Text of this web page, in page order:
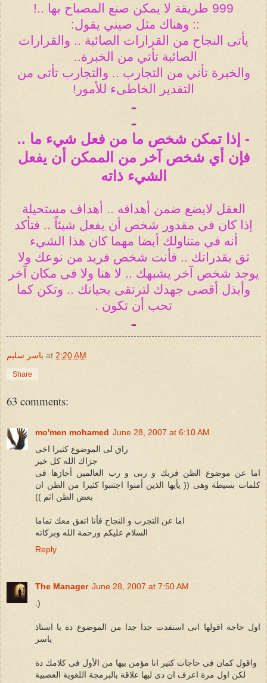
999 طريقة لا يمكن صنع المصباح بها ..!
:: وهناك مثل صيني يقول:
يأتى النجاح من القرارات الصائبة .. والقرارات
الصائبة تأتي من الخبرة..
والخبرة تأتي من التجارب .. والتجارب تأتى من
التقدير الخاطىء للأمور!
ـ
ـ
- إذا تمكن شخص ما من فعل شيء ما ..
فإن أي شخص آخر من الممكن أن يفعل
الشيء ذاته
العقل لايضع ضمن أهدافه .. أهداف مستحيلة
إذا كان في مقدور شخص أن يفعل شيئاً .. فتأكد
أنه في متناولك أيضا مهما كان هذا الشيء
ثق بقدراتك .. فأنت شخص فريد من نوعك ولا
يوجد شخص آخر يشبهك .. لا هنا ولا فى مكان آخر
وأبذل أقصى جهدك لترتقى بحياتك .. وتكن كما
تحب أن تكون .
ـ
ياسر سليم at 2:20 AM
Share
63 comments:
mo'men mohamed June 28, 2007 at 6:10 AM
راق لى الموضوع كثيرا اخى
جزاك الله كل خير
اما عن موضوع الظن فربك و ربى و رب العالمين أجازها فى
كلمات بسيطة وهى (( يأيها الذين أمنوا اجتنبوا كثيرا من الظن ان
بعض الظن اثم ))
اما عن التجرب و النجاح فأنا اتفق معك تماما
السلام عليكم ورحمة الله وبركاته
Reply
The Manager June 28, 2007 at 7:50 AM
:)
اول حاجة اقولها انى استفدت جدا جدا من الموضوع دة يا استاذ
ياسر
واقول كمان فى حاجات كتير انا مؤمن بيها من الأول فى كلامك دة
لكن اول مرة اعرف ان دى ليها علاقة بالبرمجة اللغوية العصبية